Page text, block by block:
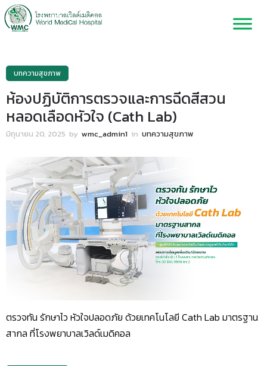
บทความสุขภาพ
ห้องปฏิบัติการตรวจและการฉีดสีสวน
หลอดเลือดหัวใจ (Cath Lab)
มิถุนายน 20, 2025 by wmc_admin1 in บทความสุขภาพ
ตรวจทัน รักษาไว หัวใจปลอดภัย ด้วยเทคโนโลยี Cath Lab มาตรฐาน
สากล ที่โรงพยาบาลเวิลด์เมดิคอล